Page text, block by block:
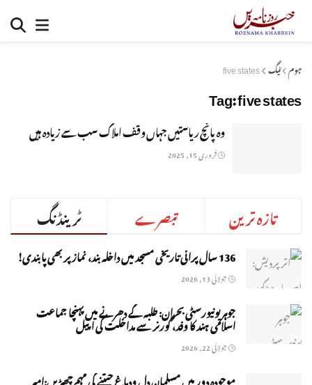
ہوم ٹیگ five states
Tag:five states
وہ پانچ ریاستیں جہاں وقف املاک سب سے زیادہ ہیں
فروری 15, 2025
ٹرینڈنگ تبصرے تازہ ترین
136 سال پرانی تاریخی مسجد میں داخلہ بند، نماز پر بھی پابندی!
جولائی 13, 2026
جوہر یونیورسٹی بحران: طلبہ کے دھرنے میں پہنچا جماعت
اسلامی ہند کا وفد، گورنر سے مداخلت کی اپیل
جولائی 22, 2026
موجودہ دور میں مسلمان دل ودماغ جیتنے کی مہم چھیڑیں:امیر